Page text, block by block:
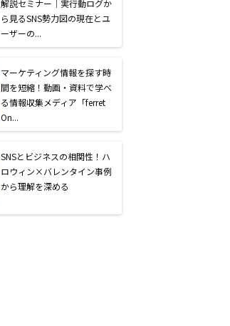
解説セミナー｜実行動ログか
ら見るSNS勢力図の現在とユ
ーザーの...
マーケティング情報を探す時
間を短縮！動画・資料で学べ
る情報収集メディア「ferret
On...
SNSとビジネスの相関性！ハ
ロウィン×バレンタイン事例
から理解を深める